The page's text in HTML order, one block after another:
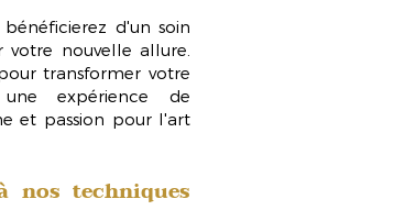
d'un soin
votre nouvelle allure.
transformer votre
expérience de
et passion pour l'art
nos techniques